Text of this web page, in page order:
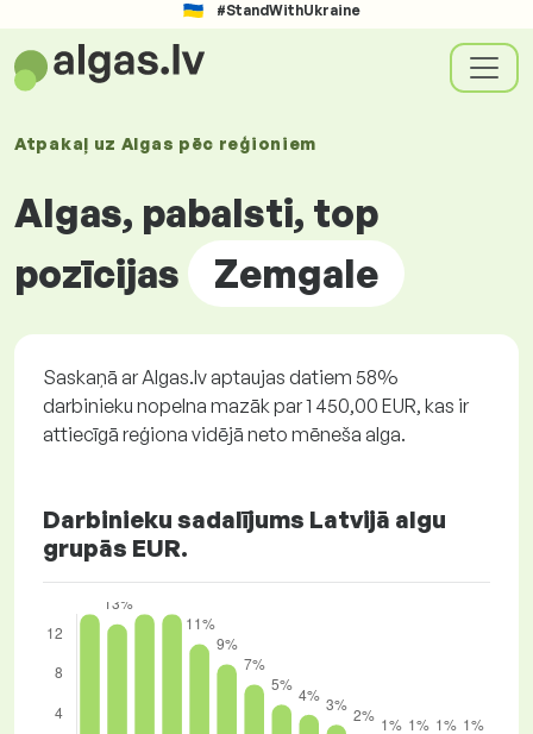
#StandWithUkraine
Atpakaļ uz Algas pēc reģioniem
Algas, pabalsti, top
pozīcijas
Zemgale
Saskaņā ar Algas.lv aptaujas datiem 58%
darbinieku nopelna mazāk par 1 450,00 EUR, kas ir
attiecīgā reģiona vidējā neto mēneša alga.
Darbinieku sadalījums Latvijā algu
grupās EUR.